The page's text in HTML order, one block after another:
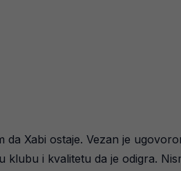
da Xabi ostaje. Vezan je
klubu i kvalitetu da je odigra.